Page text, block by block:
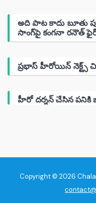
అది పాట కాదు బూతు
సాంగ్‌పై కంగనా రనౌత్
ప్రభాస్ హీరోయిన్ నెక్ట్స్
హీరో దర్శన్ చేసిన పనికి
Copyright © 2026